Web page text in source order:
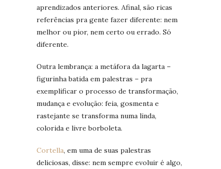
aprendizados anteriores. Afinal, são ricas
referências pra gente fazer diferente: nem
melhor ou pior, nem certo ou errado. Só
diferente.
Outra lembrança: a metáfora da lagarta –
figurinha batida em palestras – pra
exemplificar o processo de transformação,
mudança e evolução: feia, gosmenta e
rastejante se transforma numa linda,
colorida e livre borboleta.
Cortella, em uma de suas palestras
deliciosas, disse: nem sempre evoluir é algo,